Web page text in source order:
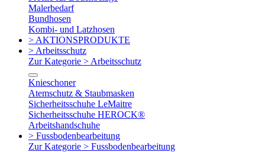
Malerbedarf
Bundhosen
Kombi- und Latzhosen
> AKTIONSPRODUKTE
> Arbeitsschutz
Zur Kategorie > Arbeitsschutz
Knieschoner
Atemschutz & Staubmasken
Sicherheitsschuhe LeMaitre
Sicherheitsschuhe HEROCK®
Arbeitshandschuhe
> Fussbodenbearbeitung
Zur Kategorie > Fussbodenbearbeitung